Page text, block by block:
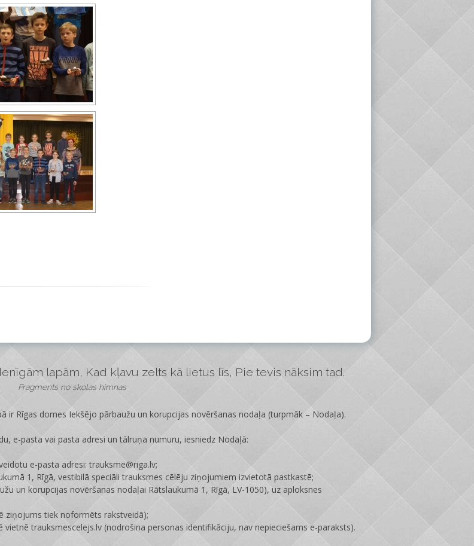
lapām, Kad kļavu zelts kā lietus līs, Pie tevis nāksim tad.
Fragments no skolas himnas
ir Rīgas domes Iekšējo pārbaužu un korupcijas novēršanas nodaļa (turpmāk – Nodaļa).
e-pasta vai pasta adresi un tālruņa numuru, iesniedz Nodaļā:
e-pasta adresi: trauksme@riga.lv;
1, Rīgā, vestibilā speciāli trauksmes cēlēju ziņojumiem izvietotā pastkastē;
un korupcijas novēršanas nodaļai Rātslaukumā 1, Rīgā, LV-1050), uz aploksnes
ziņojums tiek noformēts rakstveidā);
vietnē trauksmescelejs.lv (nodrošina personas identifikāciju, nav nepieciešams e-paraksts).